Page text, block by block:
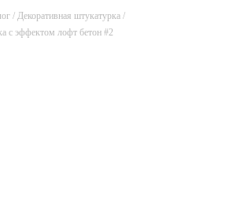
/ Декоративная штукатурка /
с эффектом лофт бетон #2